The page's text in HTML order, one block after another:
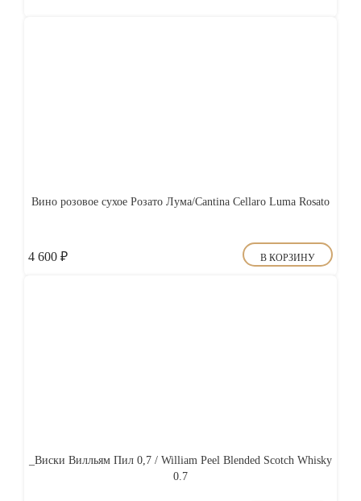
Вино розовое сухое Розато Лума/Cantina Cellaro Luma Rosato
4 600 ₽ В КОРЗИНУ
_Виски Вилльям Пил 0,7 / William Peel Blended Scotch Whisky
0.7